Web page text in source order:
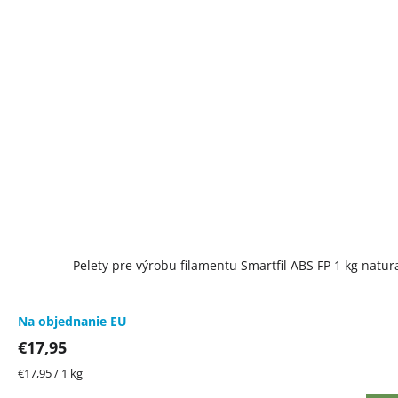
Pelety pre výrobu filamentu Smartfil ABS FP 1 kg
Na objednanie EU
€17,95
Jednotková
€17,95 / 1 kg